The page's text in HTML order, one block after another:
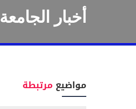
أخبار الجامعة
مواضيع مرتبطة